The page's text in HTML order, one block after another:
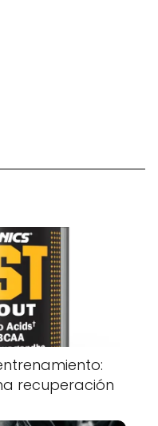
recuperación